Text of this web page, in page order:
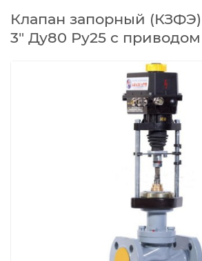
Клапан запорный
3″ Ду80 Ру25 с приводом